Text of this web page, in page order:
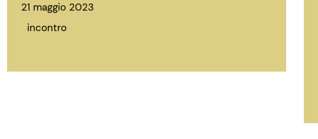
21 maggio 2023
incontro